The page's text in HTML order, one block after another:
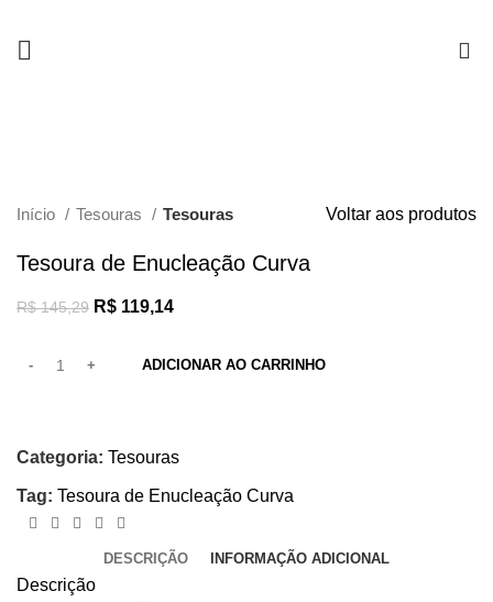
Início Tesouras Tesouras Voltar aos produtos
Tesoura de Enucleação Curva
R$145,29 R$ 119,14
ADICIONAR AO CARRINHO
Categoria: Tesouras
Tag: Tesoura de Enucleação Curva
DESCRIÇÃO INFORMAÇÃO ADICIONAL
Descrição